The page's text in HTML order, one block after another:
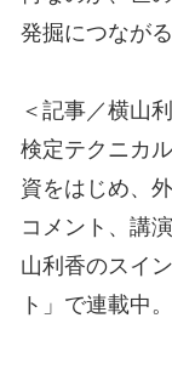
発掘につなが
＜記事／横山
検定テクニカ
資をはじめ、
コメント、講
山利香のスイ
ト」で連載中。